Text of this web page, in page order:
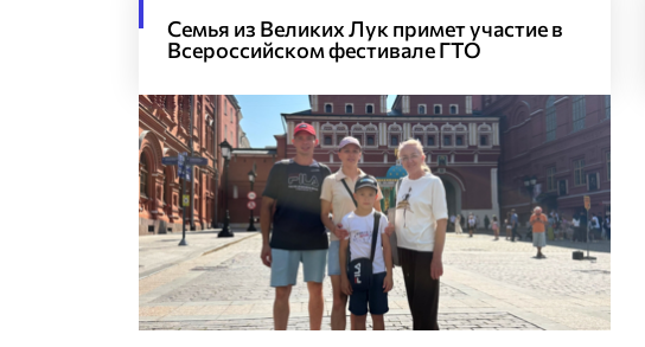
Семья из Великих Лук примет участие в
Всероссийском фестивале ГТО